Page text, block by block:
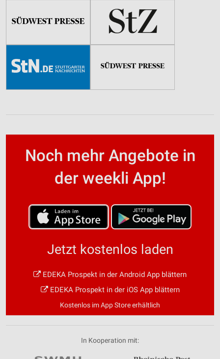
Noch mehr Angebote in
der weekli App!
Jetzt kostenlos laden
EDEKA Prospekt in der Android App blättern
EDEKA Prospekt in der iOS App blättern
Kostenlos im App Store erhältlich
In Kooperation mit: